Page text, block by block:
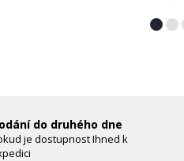
do druhého dne
je dostupnost Ihned k